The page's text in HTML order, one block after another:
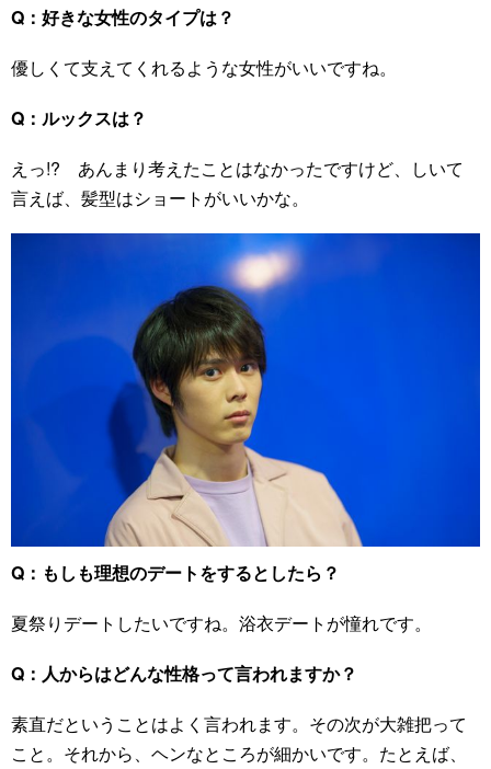
Q：好きな女性のタイプは？
優しくて支えてくれるような女性がいいですね。
Q：ルックスは？
えっ!? あんまり考えたことはなかったですけど、しいて
言えば、髪型はショートがいいかな。
Q：もしも理想のデートをするとしたら？
夏祭りデートしたいですね。浴衣デートが憧れです。
Q：人からはどんな性格って言われますか？
素直だということはよく言われます。その次が大雑把って
こと。それから、ヘンなところが細かいです。たとえば、